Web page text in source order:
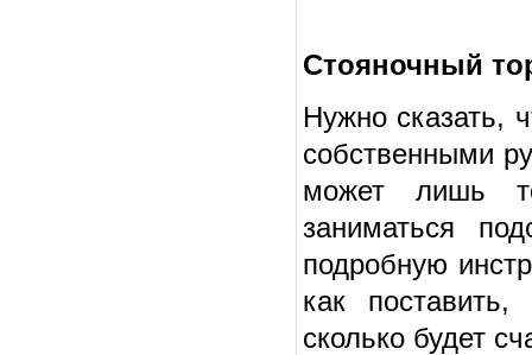
Стояночный
Нужно сказать,
собственными
может лишь
заниматься
подробную
как
сколько будет